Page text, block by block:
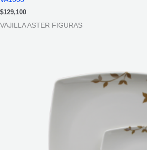
$129,100
VAJILLA ASTER FIGURAS